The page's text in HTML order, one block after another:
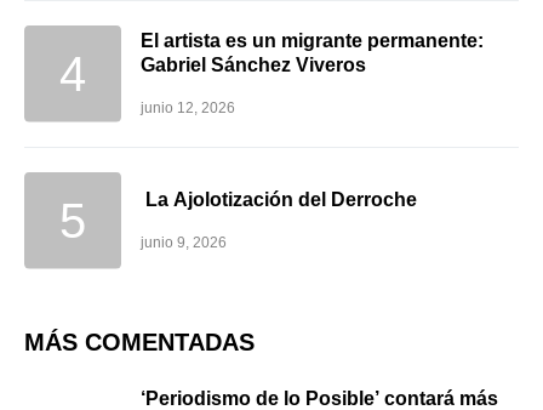
El artista es un migrante permanente:
Gabriel Sánchez Viveros
junio 12, 2026
La Ajolotización del Derroche
junio 9, 2026
MÁS COMENTADAS
‘Periodismo de lo Posible’ contará más